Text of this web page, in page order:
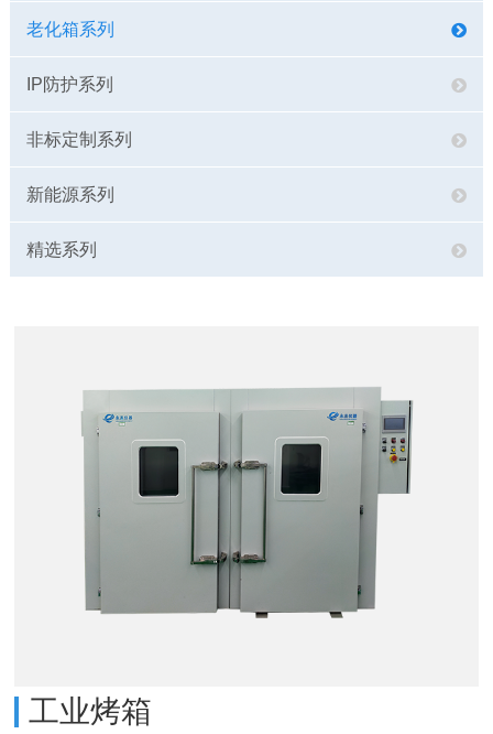
老化箱系列
IP防护系列
非标定制系列
新能源系列
精选系列
工业烤箱